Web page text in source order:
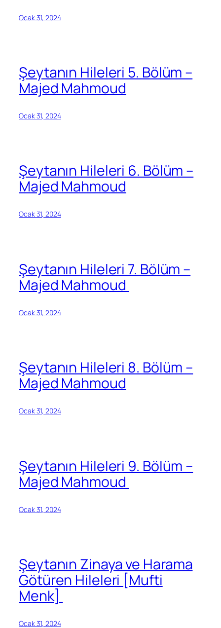
Ocak 31, 2024
Şeytanın Hileleri 5. Bölüm –
Majed Mahmoud
Ocak 31, 2024
Şeytanın Hileleri 6. Bölüm –
Majed Mahmoud
Ocak 31, 2024
Şeytanın Hileleri 7. Bölüm –
Majed Mahmoud
Ocak 31, 2024
Şeytanın Hileleri 8. Bölüm –
Majed Mahmoud
Ocak 31, 2024
Şeytanın Hileleri 9. Bölüm –
Majed Mahmoud
Ocak 31, 2024
Şeytanın Zinaya ve Harama
Götüren Hileleri [Mufti
Menk]
Ocak 31, 2024